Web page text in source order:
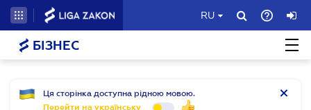
RU
БІЗНЕС
Ця сторінка доступна рідною мовою.
Перейти на українську